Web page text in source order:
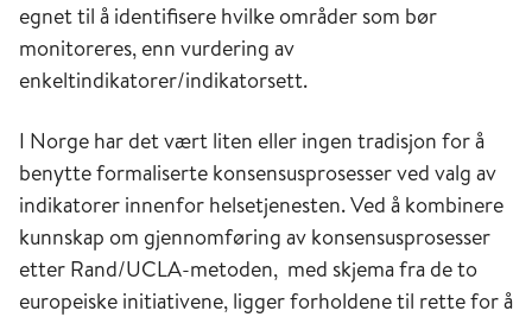
egnet til å identifisere hvilke områder som bør
monitoreres, enn vurdering av
enkeltindikatorer/indikatorsett.
I Norge har det vært liten eller ingen tradisjon for å
benytte formaliserte konsensusprosesser ved valg av
indikatorer innenfor helsetjenesten. Ved å kombinere
kunnskap om gjennomføring av konsensusprosesser
etter Rand/UCLA-metoden, med skjema fra de to
europeiske initiativene, ligger forholdene til rette for å